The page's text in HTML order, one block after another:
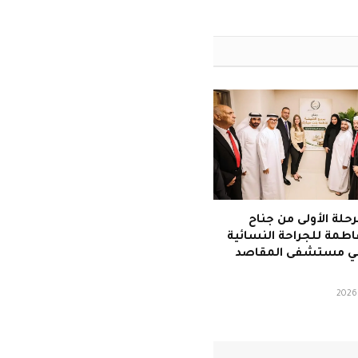
الأولى من جناح
للجراحة النسائية
في مستشفى المقاصد